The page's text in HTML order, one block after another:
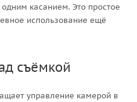
касанием. Это простое
использование ещё
съёмкой
управление камерой в